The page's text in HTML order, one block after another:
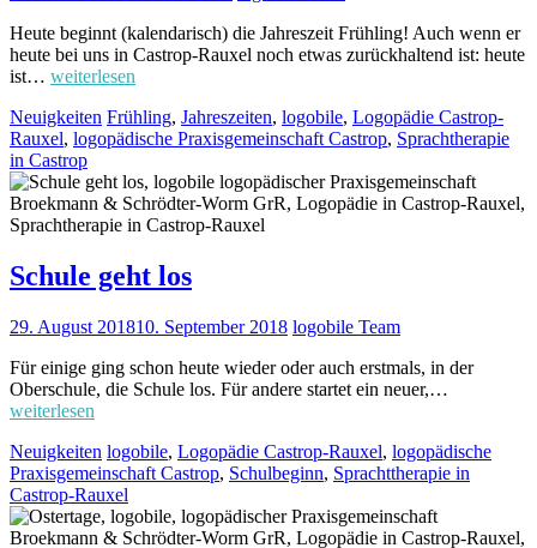
Heute beginnt (kalendarisch) die Jahreszeit Frühling! Auch wenn er
heute bei uns in Castrop-Rauxel noch etwas zurückhaltend ist: heute
ist… weiterlesen
Neuigkeiten Frühling, Jahreszeiten, logobile, Logopädie Castrop-
Rauxel, logopädische Praxisgemeinschaft Castrop, Sprachtherapie
in Castrop
Schule geht los
29. August 201810. September 2018 logobile Team
Für einige ging schon heute wieder oder auch erstmals, in der
Oberschule, die Schule los. Für andere startet ein neuer,…
weiterlesen
Neuigkeiten logobile, Logopädie Castrop-Rauxel, logopädische
Praxisgemeinschaft Castrop, Schulbeginn, Sprachttherapie in
Castrop-Rauxel